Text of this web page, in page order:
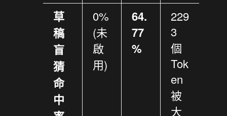
草
稿
盲
猜
命
中
0%
(未
啟
用)
64.
77
%
229
3
個
Tok
en
被
大